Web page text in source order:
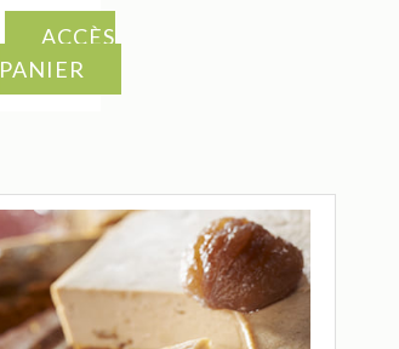
ACCÈS
PANIER